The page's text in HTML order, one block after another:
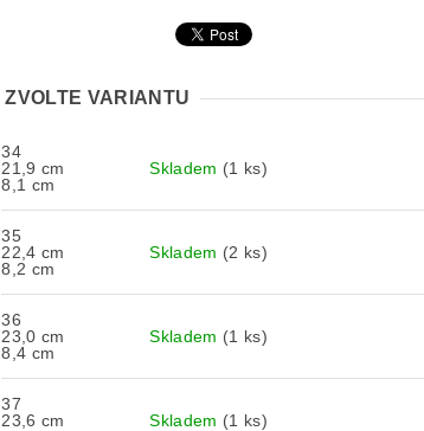
ZVOLTE VARIANTU
34
21,9 cm
8,1 cm
Skladem (1 ks)
35
22,4 cm
8,2 cm
Skladem (2 ks)
36
23,0 cm
8,4 cm
Skladem (1 ks)
37
23,6 cm
Skladem (1 ks)